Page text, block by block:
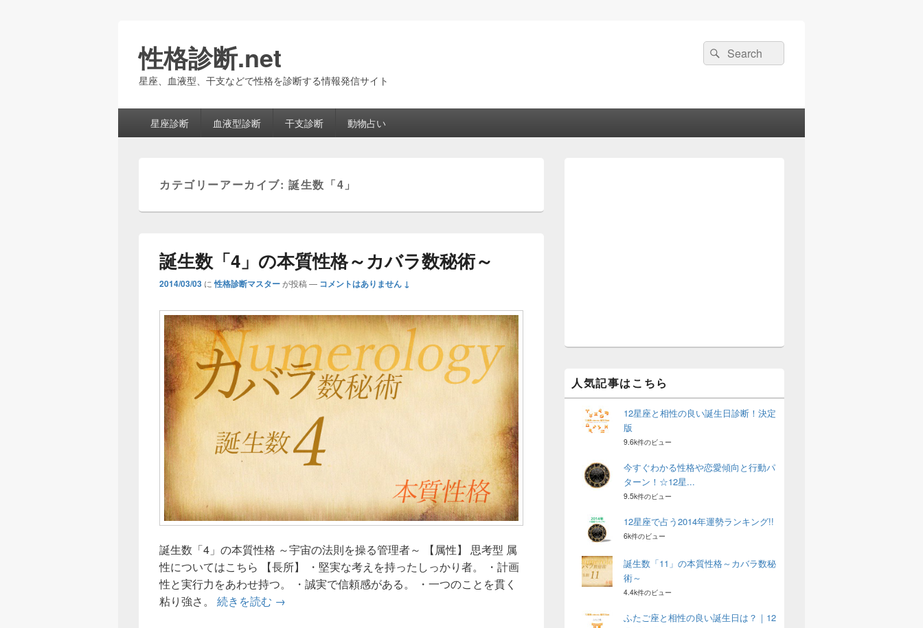
性格診断.net
星座、血液型、干支などで性格を診断する情報発信サイト
検
索:
検
索
星座診断 血液型診断 干支診断 動物占い
カテゴリーアーカイブ:誕生数「4」
誕生数「4」の本質性格～カバラ数秘術～
2014/03/03 に 性格診断マスターが投稿 — コメントはありません ↓
誕生数「4」の本質性格 ～宇宙の法則を操る管理者～ 【属性】 思考型 属
性についてはこちら 【長所】 ・堅実な考えを持ったしっかり者。 ・計画
性と実行力をあわせ持つ。 ・誠実で信頼感がある。 ・一つのことを貫く
粘り強さ。 続きを読む 誕生数「4」の本質性格～カバラ数秘術～
→
リ
人気記事はこちら
12星座と相性の良い誕生日診断！決定
版
9.6k件のビュー
今すぐわかる性格や恋愛傾向と行動パ
ターン！☆12星...
9.5k件のビュー
12星座で占う2014年運勢ランキング!!
6k件のビュー
誕生数「11」の本質性格～カバラ数秘
術～
4.4k件のビュー
ふたご座と相性の良い誕生日は？｜12